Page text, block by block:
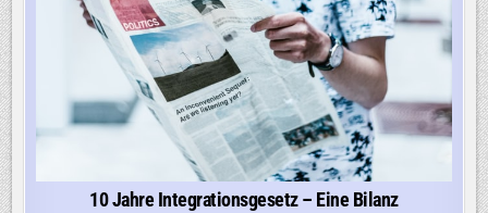
10 Jahre Integrationsgesetz – Eine Bilanz